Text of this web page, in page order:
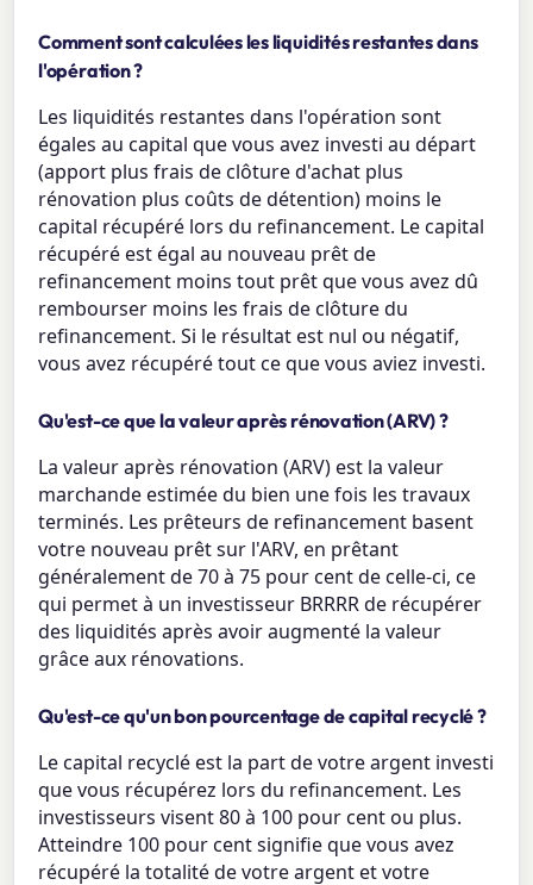
Comment sont calculées les liquidités restantes dans
l'opération ?
Les liquidités restantes dans l'opération sont
égales au capital que vous avez investi au départ
(apport plus frais de clôture d'achat plus
rénovation plus coûts de détention) moins le
capital récupéré lors du refinancement. Le capital
récupéré est égal au nouveau prêt de
refinancement moins tout prêt que vous avez dû
rembourser moins les frais de clôture du
refinancement. Si le résultat est nul ou négatif,
vous avez récupéré tout ce que vous aviez investi.
Qu'est-ce que la valeur après rénovation (ARV) ?
La valeur après rénovation (ARV) est la valeur
marchande estimée du bien une fois les travaux
terminés. Les prêteurs de refinancement basent
votre nouveau prêt sur l'ARV, en prêtant
généralement de 70 à 75 pour cent de celle-ci, ce
qui permet à un investisseur BRRRR de récupérer
des liquidités après avoir augmenté la valeur
grâce aux rénovations.
Qu'est-ce qu'un bon pourcentage de capital recyclé ?
Le capital recyclé est la part de votre argent investi
que vous récupérez lors du refinancement. Les
investisseurs visent 80 à 100 pour cent ou plus.
Atteindre 100 pour cent signifie que vous avez
récupéré la totalité de votre argent et votre